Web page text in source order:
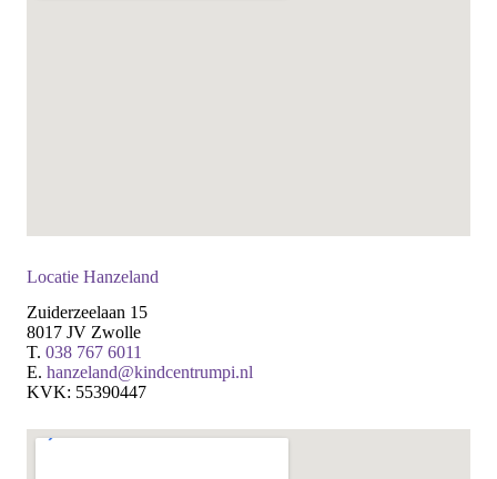
Locatie Hanzeland
Zuiderzeelaan 15
8017 JV Zwolle
T. 038 767 6011
E. hanzeland@kindcentrumpi.nl
KVK: 55390447